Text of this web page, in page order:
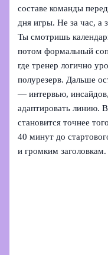
составе команды
дня игры. Не за час, а
Ты смотришь
потом формальный
где тренер логично
полурезерв. Дальше
— интервью,
адаптировать линию.
становится точнее
40 минут до
и громким заголовкам.